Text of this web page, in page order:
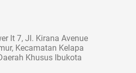
lt 7, Jl. Kirana Avenue
Kecamatan Kelapa
Khusus Ibukota